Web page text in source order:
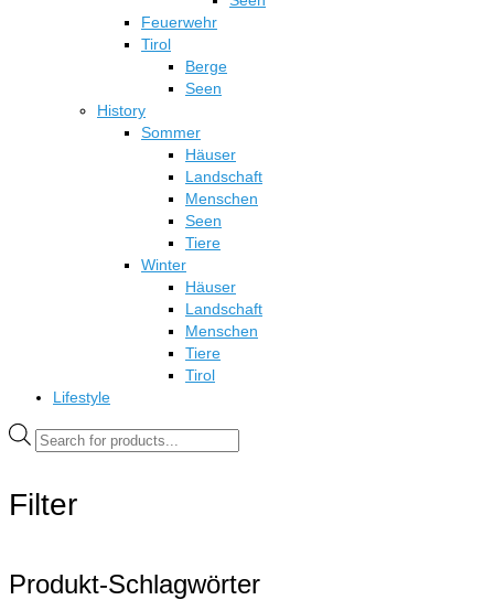
Feuerwehr
Tirol
Berge
Seen
History
Sommer
Häuser
Landschaft
Menschen
Seen
Tiere
Winter
Häuser
Landschaft
Menschen
Tiere
Tirol
Lifestyle
Products
search
Filter
Produkt-Schlagwörter